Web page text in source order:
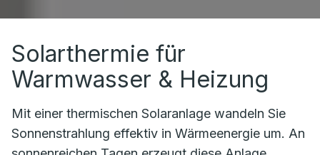
Solarthermie für
Warmwasser & Heizung
Mit einer thermischen Solaranlage wandeln Sie
Sonnenstrahlung effektiv in Wärmeenergie um. An